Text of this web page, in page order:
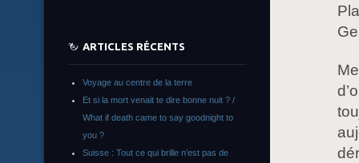
ARTICLES RÉCENTS
Voyage au centre de la terre
Et si la mort venait te dire bonne nuit ? /
What if death came to say goodnight to
you ?
Suisse : Tout ce qui brille n’est pas de